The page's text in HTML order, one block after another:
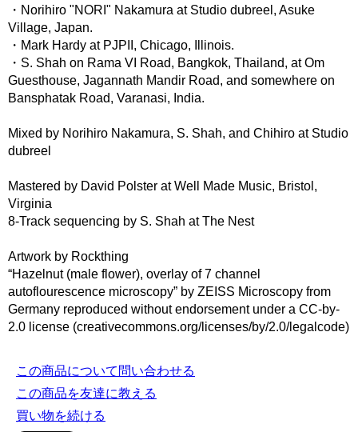
・Norihiro "NORI" Nakamura at Studio dubreel, Asuke
Village, Japan.
・Mark Hardy at PJPII, Chicago, Illinois.
・S. Shah on Rama VI Road, Bangkok, Thailand, at Om
Guesthouse, Jagannath Mandir Road, and somewhere on
Bansphatak Road, Varanasi, India.
Mixed by Norihiro Nakamura, S. Shah, and Chihiro at Studio
dubreel
Mastered by David Polster at Well Made Music, Bristol,
Virginia
8-Track sequencing by S. Shah at The Nest
Artwork by Rockthing
“Hazelnut (male flower), overlay of 7 channel
autoflourescence microscopy” by ZEISS Microscopy from
Germany reproduced without endorsement under a CC-by-
2.0 license (creativecommons.org/licenses/by/2.0/legalcode)
この商品について問い合わせる
この商品を友達に教える
買い物を続ける